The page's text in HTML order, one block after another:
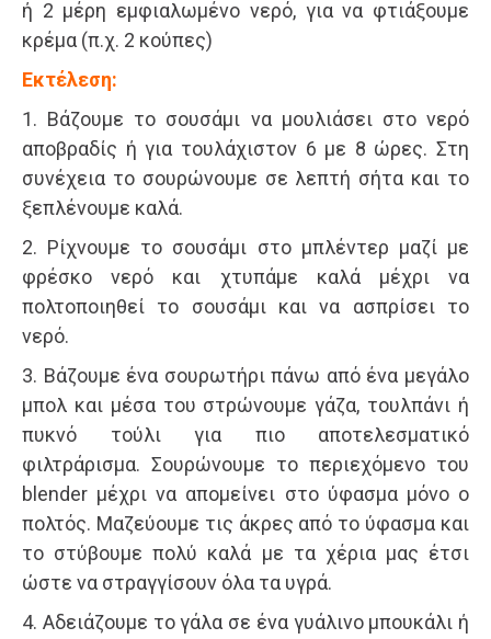
ή 2 μέρη εμφιαλωμένο νερό, για να φτιάξουμε
κρέμα (π.χ. 2 κούπες)
Εκτέλεση:
1. Βάζουμε το σουσάμι να μουλιάσει στο νερό
αποβραδίς ή για τουλάχιστον 6 με 8 ώρες. Στη
συνέχεια το σουρώνουμε σε λεπτή σήτα και το
ξεπλένουμε καλά.
2. Ρίχνουμε το σουσάμι στο μπλέντερ μαζί με
φρέσκο νερό και χτυπάμε καλά μέχρι να
πολτοποιηθεί το σουσάμι και να ασπρίσει το
νερό.
3. Βάζουμε ένα σουρωτήρι πάνω από ένα μεγάλο
μπολ και μέσα του στρώνουμε γάζα, τουλπάνι ή
πυκνό τούλι για πιο αποτελεσματικό
φιλτράρισμα. Σουρώνουμε το περιεχόμενο του
blender μέχρι να απομείνει στο ύφασμα μόνο ο
πολτός. Μαζεύουμε τις άκρες από το ύφασμα και
το στύβουμε πολύ καλά με τα χέρια μας έτσι
ώστε να στραγγίσουν όλα τα υγρά.
4. Αδειάζουμε το γάλα σε ένα γυάλινο μπουκάλι ή